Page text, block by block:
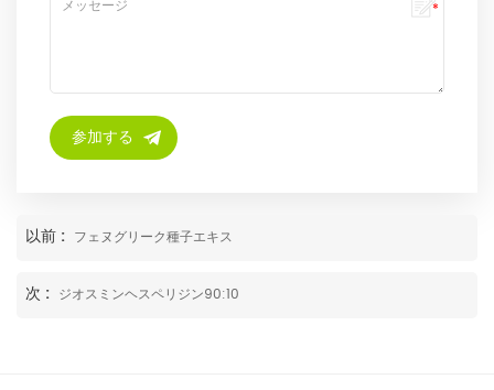
以前 : フェヌグリーク種子エキス
次 : ジオスミンヘスペリジン90:10